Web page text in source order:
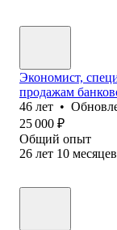
Экономист,
продажам
46 лет •
25 000 ₽
Общий опыт
26 лет 10 месяцев